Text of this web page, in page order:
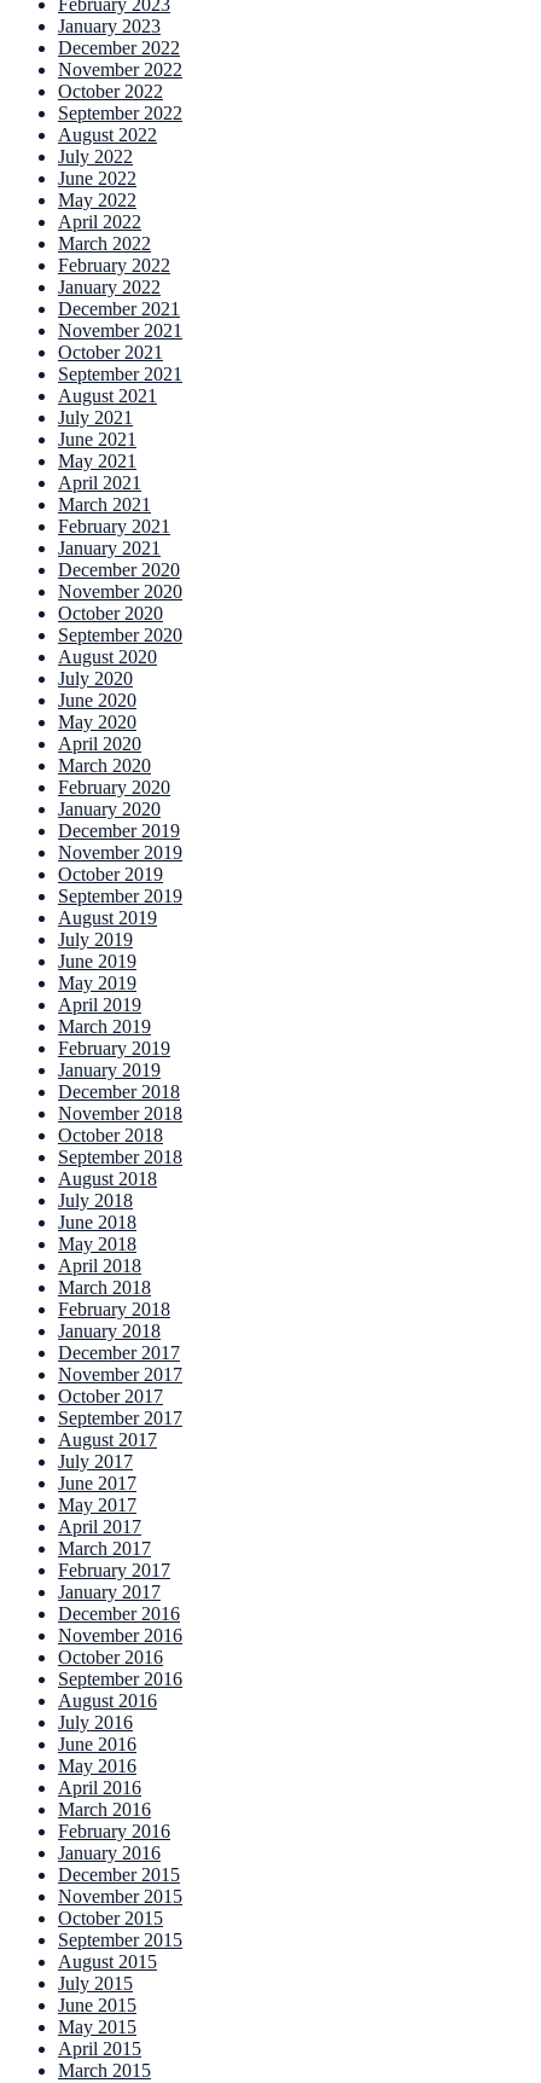
February 2023
January 2023
December 2022
November 2022
October 2022
September 2022
August 2022
July 2022
June 2022
May 2022
April 2022
March 2022
February 2022
January 2022
December 2021
November 2021
October 2021
September 2021
August 2021
July 2021
June 2021
May 2021
April 2021
March 2021
February 2021
January 2021
December 2020
November 2020
October 2020
September 2020
August 2020
July 2020
June 2020
May 2020
April 2020
March 2020
February 2020
January 2020
December 2019
November 2019
October 2019
September 2019
August 2019
July 2019
June 2019
May 2019
April 2019
March 2019
February 2019
January 2019
December 2018
November 2018
October 2018
September 2018
August 2018
July 2018
June 2018
May 2018
April 2018
March 2018
February 2018
January 2018
December 2017
November 2017
October 2017
September 2017
August 2017
July 2017
June 2017
May 2017
April 2017
March 2017
February 2017
January 2017
December 2016
November 2016
October 2016
September 2016
August 2016
July 2016
June 2016
May 2016
April 2016
March 2016
February 2016
January 2016
December 2015
November 2015
October 2015
September 2015
August 2015
July 2015
June 2015
May 2015
April 2015
March 2015